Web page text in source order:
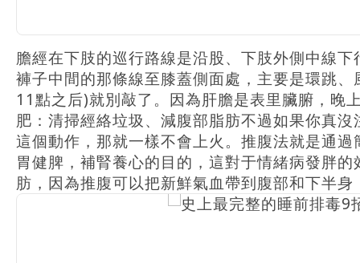
膽經在下肢的巡行路線是沿股、下肢外側中線
褲子中間的那條線至膝蓋側面處，主要是環跳
11點之后)就別敲了。因為肝膽是表里臟腑，晚
肥：清掃經絡垃圾、減腹部脂肪不過如果你真
這個動作，那就一樣不會上火。推腹法就是通
胃健脾，補腎養心的目的，這對于情緒病發胖
肪，因為推腹可以把新鮮氣血帶到腹部和下半